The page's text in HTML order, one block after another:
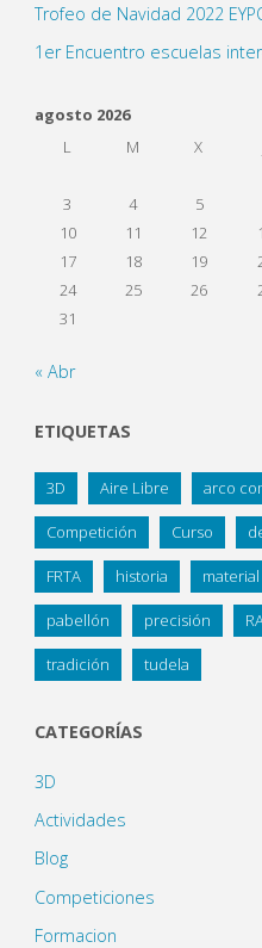
Trofeo de Navidad 2022
1er Encuentro escuelas
agosto 2026
L
M X
3
4 5
10
11 12
17
18 19
24
25 26
31
« Abr
ETIQUETAS
3D Aire Libre arco
Competición Curso
FRTA historia material
pabellón precisión
tradición tudela
CATEGORÍAS
3D
Actividades
Blog
Competiciones
Formacion